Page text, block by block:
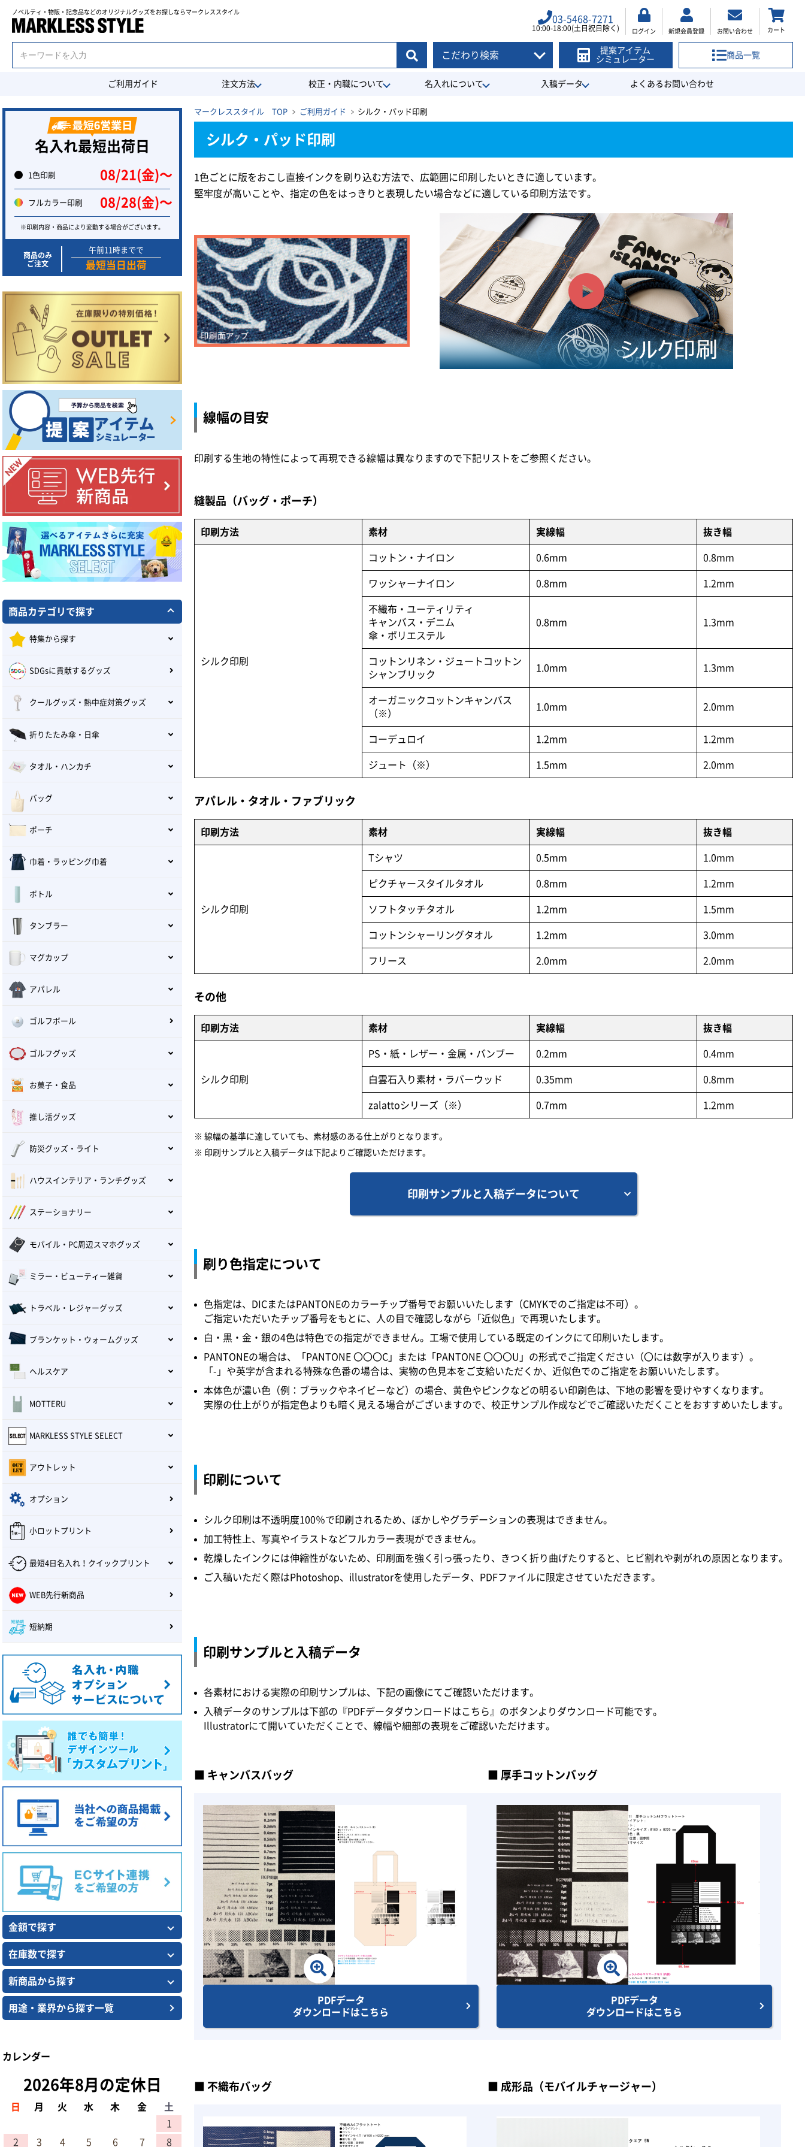
ノベルティ・物販・記念品などのオリジナルグッズを お探しならマークレススタイル
03-5468-7271
10:00-18:00(土日祝日除く) ログイン 新規会員登録 お問い合わせ カート
こだわり検索
提案アイテム
シミュレーター
商品一覧
ご利用ガイド 注文方法 校正・内職について 名入れについて 入稿データ よくあるお問い合わせ
マークレススタイル TOP ご利用ガイド シルク・パッド印刷
シルク・パッド印刷
1色ごとに版をおこし直接インクを刷り込む方法で、広範囲に印刷したいときに適しています。
堅牢度が高いことや、指定の色をはっきりと表現したい場合などに適している印刷方法です。
線幅の目安
印刷する生地の特性によって再現できる線幅は異なりますので下記リストをご参照ください。
縫製品（バッグ・ポーチ）
印刷方法 素材 実線幅 抜き幅
シルク印刷
コットン・ナイロン 0.6mm 0.8mm
ワッシャーナイロン 0.8mm 1.2mm
不織布・ユーティリティ
キャンバス・デニム
傘・ポリエステル
0.8mm 1.3mm
コットンリネン・ジュートコットン
シャンブリック
1.0mm 1.3mm
オーガニックコットンキャンバス
（※）
1.0mm 2.0mm
コーデュロイ 1.2mm 1.2mm
ジュート（※） 1.5mm 2.0mm
アパレル・タオル・ファブリック
印刷方法 素材 実線幅 抜き幅
シルク印刷
Tシャツ 0.5mm 1.0mm
ピクチャースタイルタオル 0.8mm 1.2mm
ソフトタッチタオル 1.2mm 1.5mm
コットンシャーリングタオル 1.2mm 3.0mm
フリース 2.0mm 2.0mm
その他
印刷方法 素材 実線幅 抜き幅
シルク印刷
PS・紙・レザー・金属・バンブー 0.2mm 0.4mm
白雲石入り素材・ラバーウッド 0.35mm 0.8mm
zalattoシリーズ（※） 0.7mm 1.2mm
線幅の基準に達していても、素材感のある仕上がりとなります。
印刷サンプルと入稿データは下記よりご確認いただけます。
印刷サンプルと入稿データについて
刷り色指定について
色指定は、DICまたはPANTONEのカラーチップ番号でお願いいたします（CMYKでのご指定は不可）。
ご指定いただいたチップ番号をもとに、人の目で確認しながら「近似色」で再現いたします。
白・黒・金・銀の4色は特色での指定ができません。工場で使用している既定のインクにて印刷いたします。
PANTONEの場合は、「PANTONE 〇〇〇C」または「PANTONE 〇〇〇U」の形式でご指定ください（〇には数字が入ります）。
「-」や英字が含まれる特殊な色番の場合は、実物の色見本をご支給いただくか、近似色でのご指定をお願いいたします。
本体色が濃い色（例：ブラックやネイビーなど）の場合、黄色やピンクなどの明るい印刷色は、下地の影響を受けやすくなります。
実際の仕上がりが指定色よりも暗く見える場合がございますので、校正サンプル作成などでご確認いただくことをおすすめいたします。
印刷について
シルク印刷は不透明度100％で印刷されるため、ぼかしやグラデーションの表現はできません。
加工特性上、写真やイラストなどフルカラー表現ができません。
乾燥したインクには伸縮性がないため、印刷面を強く引っ張ったり、きつく折り曲げたりすると、ヒビ割れや剥がれの原因となります。
ご入稿いただく際はPhotoshop、illustratorを使用したデータ、PDFファイルに限定させていただきます。
印刷サンプルと入稿データ
各素材における実際の印刷サンプルは、下記の画像にてご確認いただけます。
入稿データのサンプルは下部の『PDFデータダウンロードはこちら』のボタンよりダウンロード可能です。
Illustratorにて開いていただくことで、線幅や細部の表現をご確認いただけます。
キャンバスバッグ
PDFデータ
ダウンロードはこちら
厚手コットンバッグ
PDFデータ
ダウンロードはこちら
不織布バッグ 成形品（モバイルチャージャー）
名入れ最短出荷日
1色印刷 08/21(金)〜
フルカラー印刷 08/28(金)〜
※印刷内容・商品により変動する場合がございます。
商品のみ
ご注文
午前11時までで
最短当日出荷
商品カテゴリで探す
特集から探す
SDGsに貢献するグッズ
クールグッズ・熱中症対策グッズ
折りたたみ傘・日傘
タオル・ハンカチ
バッグ
ポーチ
巾着・ラッピング巾着
ボトル
タンブラー
マグカップ
アパレル
ゴルフボール
ゴルフグッズ
お菓子・食品
推し活グッズ
防災グッズ・ライト
ハウスインテリア・ランチグッズ
ステーショナリー
モバイル・PC周辺スマホグッズ
ミラー・ビューティー雑貨
トラベル・レジャーグッズ
ブランケット・ウォームグッズ
ヘルスケア
MOTTERU
MARKLESS STYLE SELECT
アウトレット
オプション
小ロットプリント
最短4日名入れ！クイックプリント
WEB先行新商品
短納期
金額で探す
在庫数で探す
新商品から探す
用途・業界から探す一覧
カレンダー
2026年8月の定休日
日 月 火 水 木 金
土
1
2
3 4 5 6 7 8